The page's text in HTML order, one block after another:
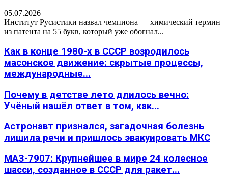
05.07.2026
Институт Русистики назвал чемпиона — химический термин
из патента на 55 букв, который уже обогнал...
Как в конце 1980-х в СССР возродилось
масонское движение: скрытые процессы,
международные...
Почему в детстве лето длилось вечно:
Учёный нашёл ответ в том, как...
Астронавт признался, загадочная болезнь
лишила речи и пришлось эвакуировать МКС
МАЗ-7907: Крупнейшее в мире 24 колесное
шасси, созданное в СССР для ракет...